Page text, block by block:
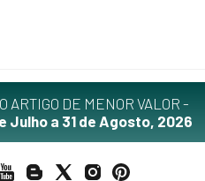
ARTIGO DE MENOR VALOR -
Julho a 31 de Agosto, 2026